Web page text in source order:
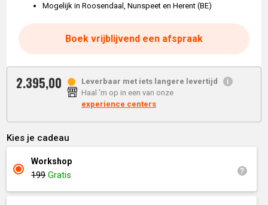
2.395,00
Leverbaar met iets langere levertijd
Haal 'm op in een van onze
experience centers
Kies je cadeau
Workshop
199Gratis
Mogelijk in Roosendaal, Nunspeet en Herent (BE)
Boek vrijblijvend een afspraak